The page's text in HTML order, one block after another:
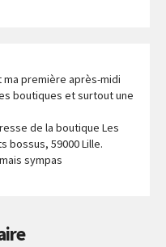
première après-midi
boutiques et surtout une
de la boutique Les
bossus, 59000 Lille.
sympas